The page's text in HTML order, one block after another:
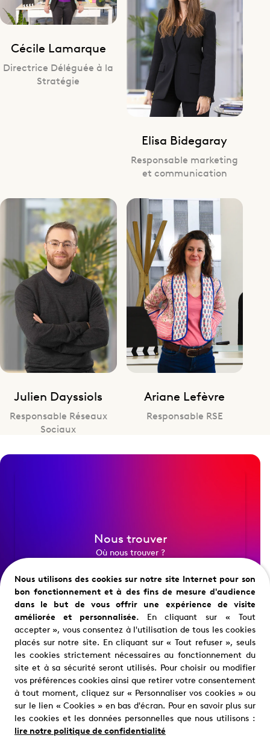
Cécile Lamarque
Directrice Déléguée à la
Stratégie
Elisa Bidegaray
Responsable marketing
et communication
Julien Dayssiols
Responsable Réseaux
Sociaux
Ariane Lefèvre
Responsable RSE
Nous trouver
Où nous trouver ?
Restons en contact
Nous utilisons des cookies sur notre site Internet pour son
bon fonctionnement et à des fins de mesure d'audience
dans le but de vous offrir une expérience de visite
améliorée et personnalisée.En cliquant sur « Tout
accepter », vous consentez à l'utilisation de tous les cookies
placés sur notre site. En cliquant sur « Tout refuser », seuls
les cookies strictement nécessaires au fonctionnement du
site et à sa sécurité seront utilisés. Pour choisir ou modifier
vos préférences cookies ainsi que retirer votre consentement
à tout moment, cliquez sur « Personnaliser vos cookies » ou
sur le lien « Cookies » en bas d'écran. Pour en savoir plus sur
les cookies et les données personnelles que nous utilisons :
lire notre politique de confidentialité